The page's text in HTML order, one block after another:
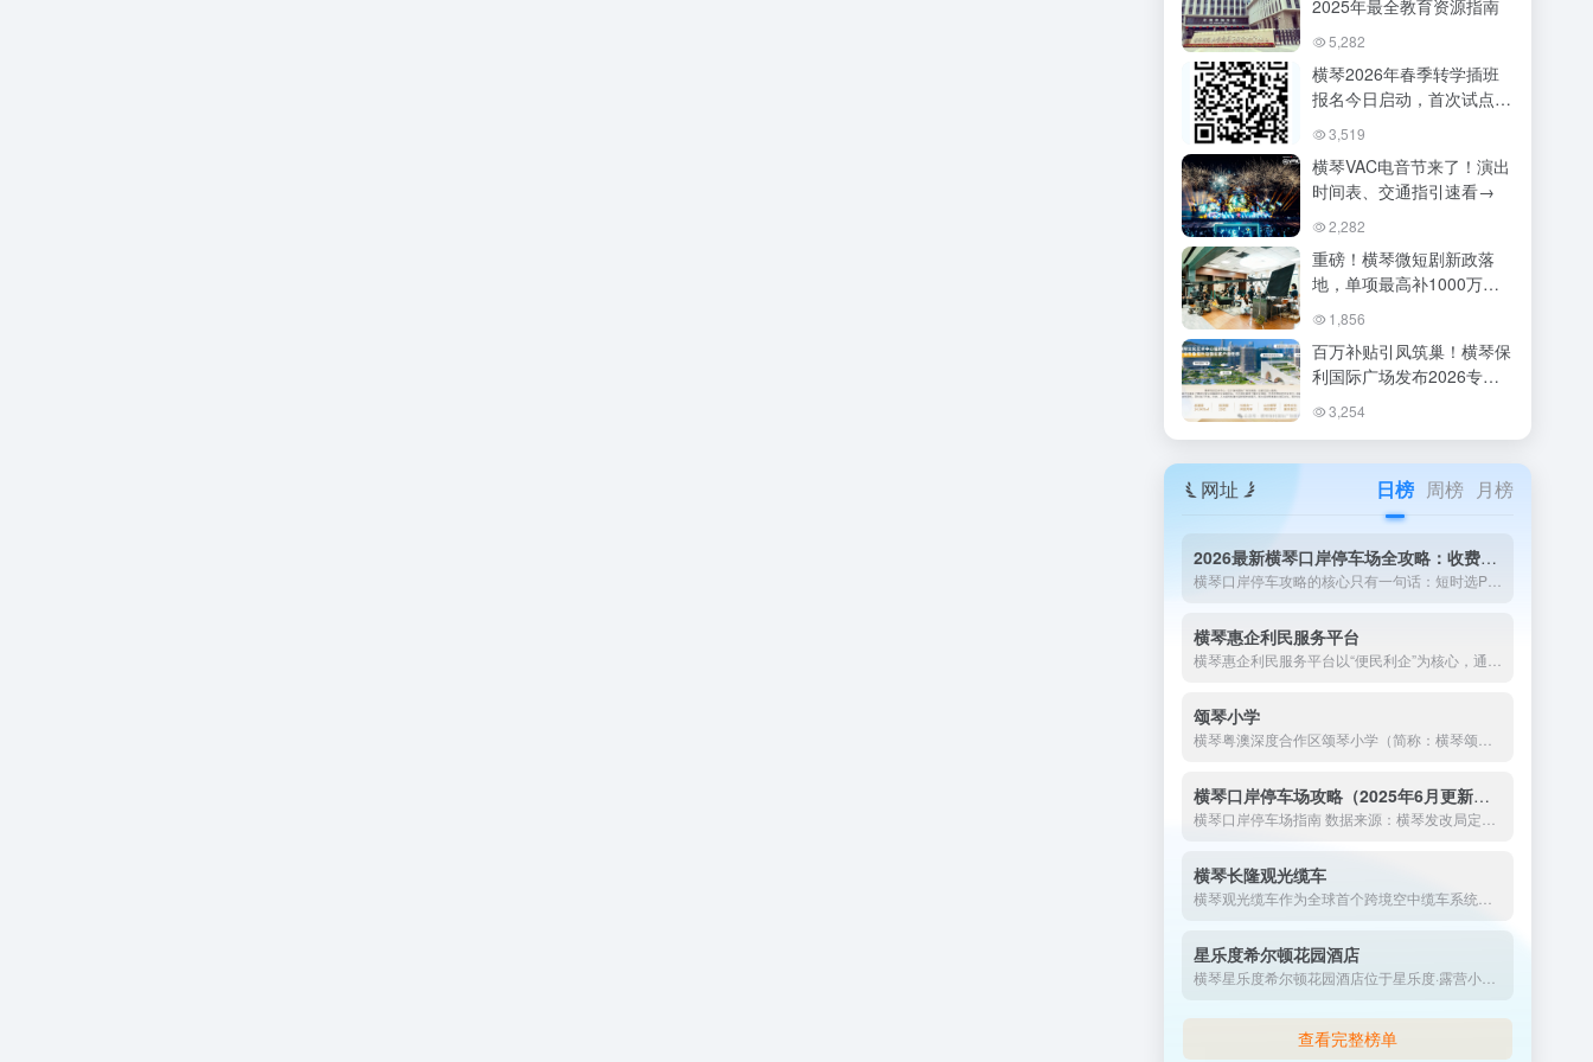
2025年最全教育资源指南
5,282
横琴2026年春季转学插班
报名今日启动，首次试点公
办幼儿园托班服务
3,519
横琴VAC电音节来了！演出
时间表、交通指引速看→
2,282
重磅！横琴微短剧新政落
地，单项最高补1000万！
琴澳取景还能拿双份补贴？
1,856
百万补贴引凤筑巢！横琴保
利国际广场发布2026专项
招商政策，助力琴澳一体化
产业升级
3,254
网址 日榜 周榜 月榜
2026最新横琴口岸停车场全攻略：收费标准、车位查询与周边省钱方案
横琴惠企利民服务平台
颂琴小学
横琴口岸停车场攻略（2025年6月更新版）
横琴长隆观光缆车
星乐度希尔顿花园酒店
查看完整榜单